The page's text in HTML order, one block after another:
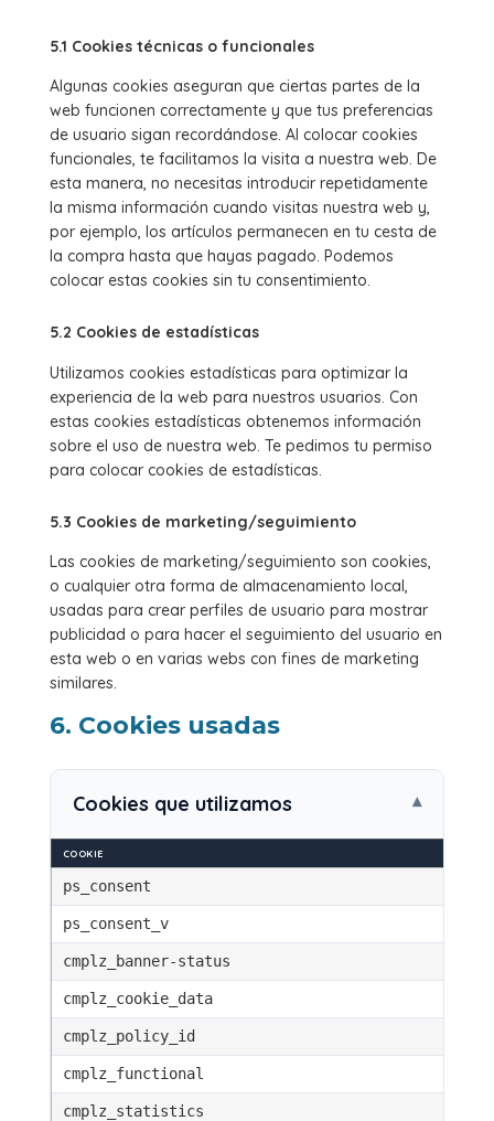
5.1 Cookies técnicas o funcionales
Algunas cookies aseguran que ciertas partes de la
web funcionen correctamente y que tus preferencias
de usuario sigan recordándose. Al colocar cookies
funcionales, te facilitamos la visita a nuestra web. De
esta manera, no necesitas introducir repetidamente
la misma información cuando visitas nuestra web y,
por ejemplo, los artículos permanecen en tu cesta de
la compra hasta que hayas pagado. Podemos
colocar estas cookies sin tu consentimiento.
5.2 Cookies de estadísticas
Utilizamos cookies estadísticas para optimizar la
experiencia de la web para nuestros usuarios. Con
estas cookies estadísticas obtenemos información
sobre el uso de nuestra web. Te pedimos tu permiso
para colocar cookies de estadísticas.
5.3 Cookies de marketing/seguimiento
Las cookies de marketing/seguimiento son cookies,
o cualquier otra forma de almacenamiento local,
usadas para crear perfiles de usuario para mostrar
publicidad o para hacer el seguimiento del usuario en
esta web o en varias webs con fines de marketing
similares.
6. Cookies usadas
Cookies que utilizamos ▾
COOKIE
ps_consent
ps_consent_v
cmplz_banner-status
cmplz_cookie_data
cmplz_policy_id
cmplz_functional
cmplz_statistics